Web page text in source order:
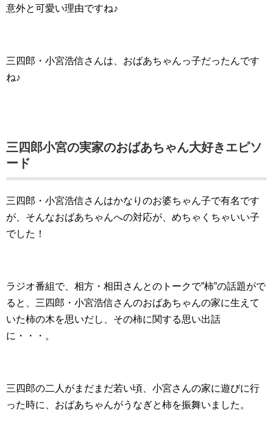
意外と可愛い理由ですね♪
三四郎・小宮浩信さんは、おばあちゃんっ子だったんです
ね♪
三四郎小宮の実家のおばあちゃん大好きエピソ
ード
三四郎・小宮浩信さんはかなりのお婆ちゃん子で有名です
が、そんなおばあちゃんへの対応が、めちゃくちゃいい子
でした！
ラジオ番組で、相方・相田さんとのトークで”柿”の話題がで
ると、三四郎・小宮浩信さんのおばあちゃんの家に生えて
いた柿の木を思いだし、その柿に関する思い出話
に・・・。
三四郎の二人がまだまだ若い頃、小宮さんの家に遊びに行
った時に、おばあちゃんがうなぎと柿を振舞いました。